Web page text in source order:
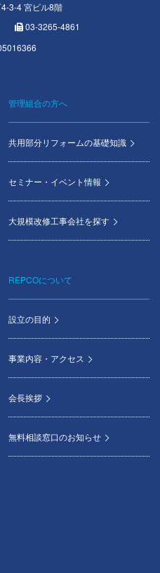
3-4 宮ビル8階
03-3265-4861
管理組合の方へ
共用部分リフォームの基礎知識
セミナー・イベント情報
大規模改修工事会社を探す
REPCOについて
設立の目的
事業内容・アクセス
会長挨拶
無料相談窓口のお知らせ